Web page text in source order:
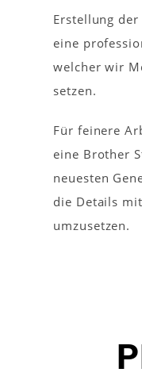
Erstellung
eine
welcher wir
setzen.
Für feinere
eine Brother
neuesten
die Details
umzusetzen.